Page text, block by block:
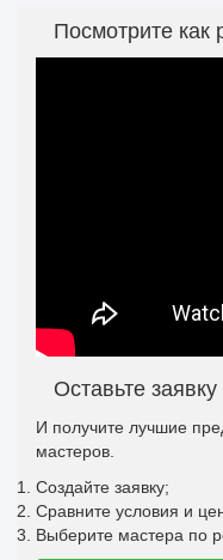
Посмотрите как
Оставьте заявку
И получите лучшие
мастеров.
Создайте заявку;
Сравните условия и
Выберите мастера по